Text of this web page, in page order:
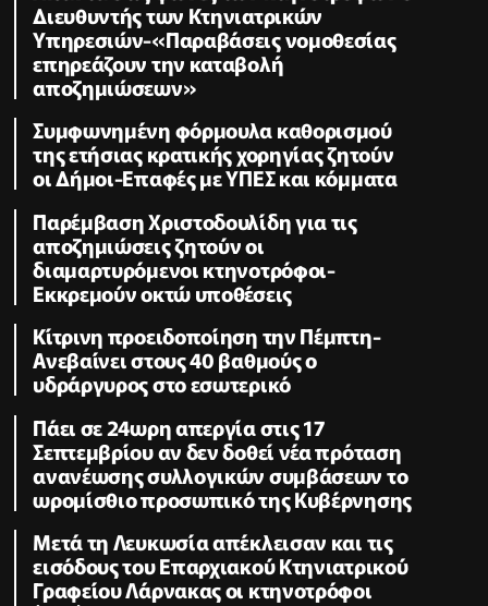
Διευθυντής των Κτηνιατρικών
Υπηρεσιών-«Παραβάσεις νομοθεσίας
επηρεάζουν την καταβολή
αποζημιώσεων»
Συμφωνημένη φόρμουλα καθορισμού
της ετήσιας κρατικής χορηγίας ζητούν
οι Δήμοι-Επαφές με ΥΠΕΣ και κόμματα
Παρέμβαση Χριστοδουλίδη για τις
αποζημιώσεις ζητούν οι
διαμαρτυρόμενοι κτηνοτρόφοι-
Εκκρεμούν οκτώ υποθέσεις
Κίτρινη προειδοποίηση την Πέμπτη-
Ανεβαίνει στους 40 βαθμούς ο
υδράργυρος στο εσωτερικό
Πάει σε 24ωρη απεργία στις 17
Σεπτεμβρίου αν δεν δοθεί νέα πρόταση
ανανέωσης συλλογικών συμβάσεων το
ωρομίσθιο προσωπικό της Κυβέρνησης
Μετά τη Λευκωσία απέκλεισαν και τις
εισόδους του Επαρχιακού Κτηνιατρικού
Γραφείου Λάρνακας οι κτηνοτρόφοι